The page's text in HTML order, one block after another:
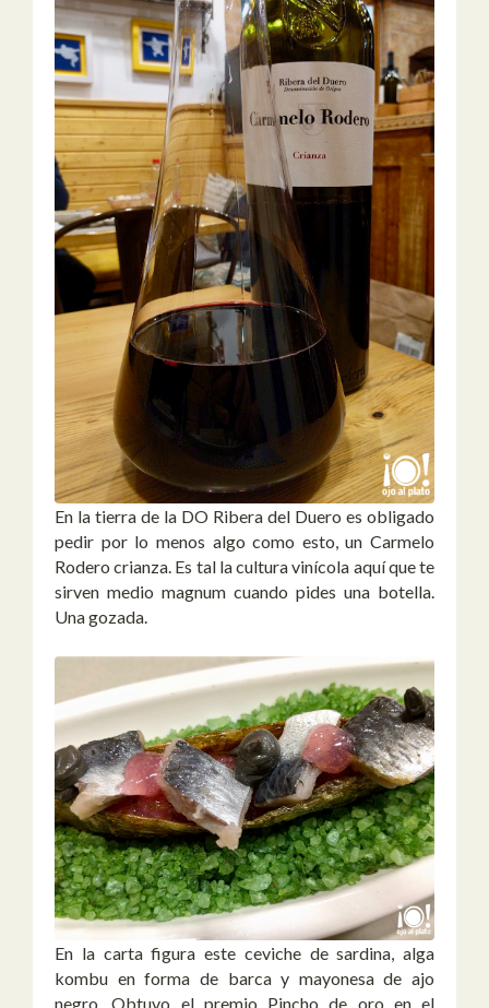
En la tierra de la DO Ribera del Duero es obligado
pedir por lo menos algo como esto, un Carmelo
Rodero crianza. Es tal la cultura vinícola aquí que te
sirven medio magnum cuando pides una botella.
Una gozada.
En la carta figura este ceviche de sardina, alga
kombu en forma de barca y mayonesa de ajo
negro. Obtuvo el premio Pincho de oro en el